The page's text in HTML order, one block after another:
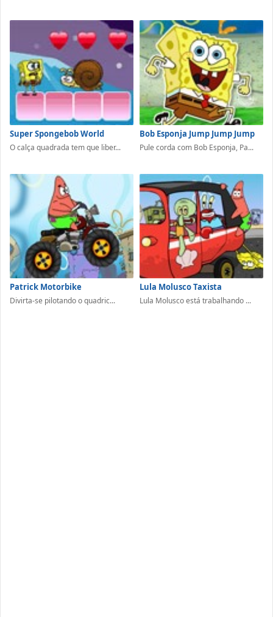
Super Spongebob World
O calça quadrada tem que liber...
Bob Esponja Jump Jump Jump
Pule corda com Bob Esponja, Pa...
Patrick Motorbike
Divirta-se pilotando o quadric...
Lula Molusco Taxista
Lula Molusco está trabalhando ...